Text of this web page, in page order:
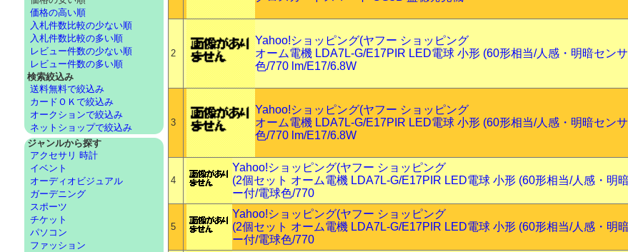
2
Yahoo!ショッピング(ヤフー ショッピング
オーム電機 LDA7L-G/E17PIR LED電球 小形 (60形相当/人感・明暗セン
色/770 lm/E17/6.8W
3
Yahoo!ショッピング(ヤフー ショッピング
オーム電機 LDA7L-G/E17PIR LED電球 小形 (60形相当/人感・明暗セン
色/770 lm/E17/6.8W
4
Yahoo!ショッピング(ヤフー ショッピング
(2個セット オーム電機 LDA7L-G/E17PIR LED電球 小形 (60形相当/人感・明
ー付/電球色/770
5
Yahoo!ショッピング(ヤフー ショッピング
(2個セット オーム電機 LDA7L-G/E17PIR LED電球 小形 (60形相当/人感・明
ー付/電球色/770
価格の高い順
入札件数比較の少ない順
入札件数比較の多い順
レビュー件数の少ない順
レビュー件数の多い順
検索絞込み
送料無料で絞込み
カードＯＫで絞込み
オークションで絞込み
ネットショップで絞込み
ジャンルから探す
アクセサリ 時計
イベント
オーディオビジュアル
ガーデニング
スポーツ
チケット
パソコン
ファッション